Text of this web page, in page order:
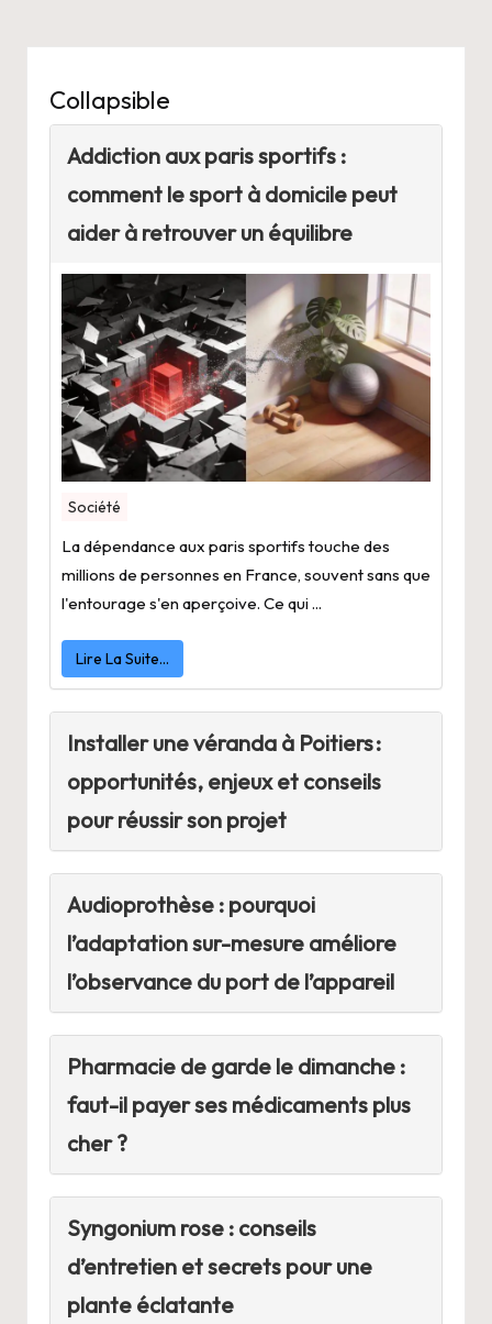
Collapsible
Addiction aux paris sportifs :
comment le sport à domicile peut
aider à retrouver un équilibre
Société
La dépendance aux paris sportifs touche des
millions de personnes en France, souvent sans que
l'entourage s'en aperçoive. Ce qui ...
Lire La Suite…
Installer une véranda à Poitiers :
opportunités, enjeux et conseils
pour réussir son projet
Audioprothèse : pourquoi
l’adaptation sur-mesure améliore
l’observance du port de l’appareil
Pharmacie de garde le dimanche :
faut-il payer ses médicaments plus
cher ?
Syngonium rose : conseils
d’entretien et secrets pour une
plante éclatante